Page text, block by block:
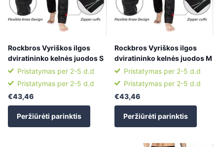
Rockbros Vyriškos ilgos
dviratininko kelnės juodos S
Pristatymas per 2-5 d.d
Pristatymas per 2-5 d.d
€43,46
Peržiūrėti parinktis
Rockbros Vyriškos ilgos
dviratininko kelnės juodos M
Pristatymas per 2-5 d.d
Pristatymas per 2-5 d.d
€43,46
Peržiūrėti parinktis